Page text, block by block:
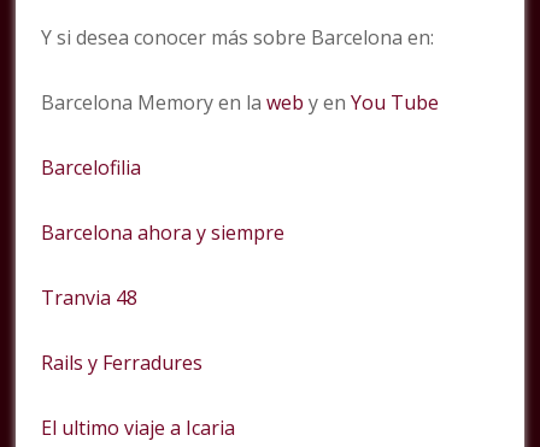
Y si desea conocer más sobre Barcelona en:
Barcelona Memory en laweb y enYou Tube
Barcelofilia
Barcelona ahora y siempre
Tranvia 48
Rails y Ferradures
El ultimo viaje a Icaria